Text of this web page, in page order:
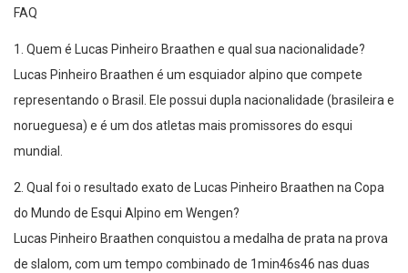
FAQ
1. Quem é Lucas Pinheiro Braathen e qual sua nacionalidade?
Lucas Pinheiro Braathen é um esquiador alpino que compete
representando o Brasil. Ele possui dupla nacionalidade (brasileira e
norueguesa) e é um dos atletas mais promissores do esqui
mundial.
2. Qual foi o resultado exato de Lucas Pinheiro Braathen na Copa
do Mundo de Esqui Alpino em Wengen?
Lucas Pinheiro Braathen conquistou a medalha de prata na prova
de slalom, com um tempo combinado de 1min46s46 nas duas